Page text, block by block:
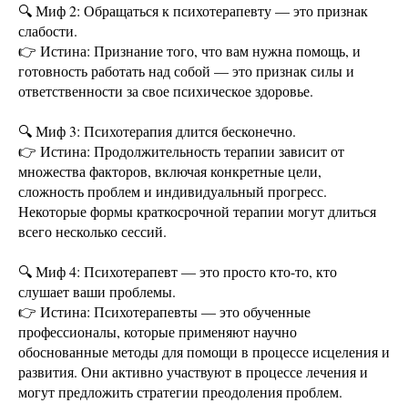
🔍 Миф 2: Обращаться к психотерапевту — это признак
слабости.
👉 Истина: Признание того, что вам нужна помощь, и
готовность работать над собой — это признак силы и
ответственности за свое психическое здоровье.
🔍 Миф 3: Психотерапия длится бесконечно.
👉 Истина: Продолжительность терапии зависит от
множества факторов, включая конкретные цели,
сложность проблем и индивидуальный прогресс.
Некоторые формы краткосрочной терапии могут длиться
всего несколько сессий.
🔍 Миф 4: Психотерапевт — это просто кто-то, кто
слушает ваши проблемы.
👉 Истина: Психотерапевты — это обученные
профессионалы, которые применяют научно
обоснованные методы для помощи в процессе исцеления и
развития. Они активно участвуют в процессе лечения и
могут предложить стратегии преодоления проблем.